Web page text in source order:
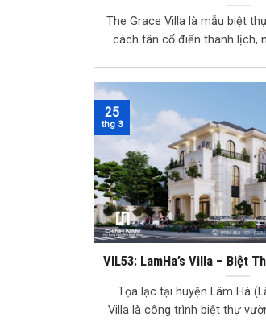
SANG TRỌNG VÀ
The Grace Villa là mẫu biệt
cách tân cổ điển thanh lịch,
VIL53: LamHa’s Villa – Biệt
Giữa Cao Nguyên
Tọa lạc tại huyện Lâm Hà
Villa là công trình biệt thự
25
thg 3